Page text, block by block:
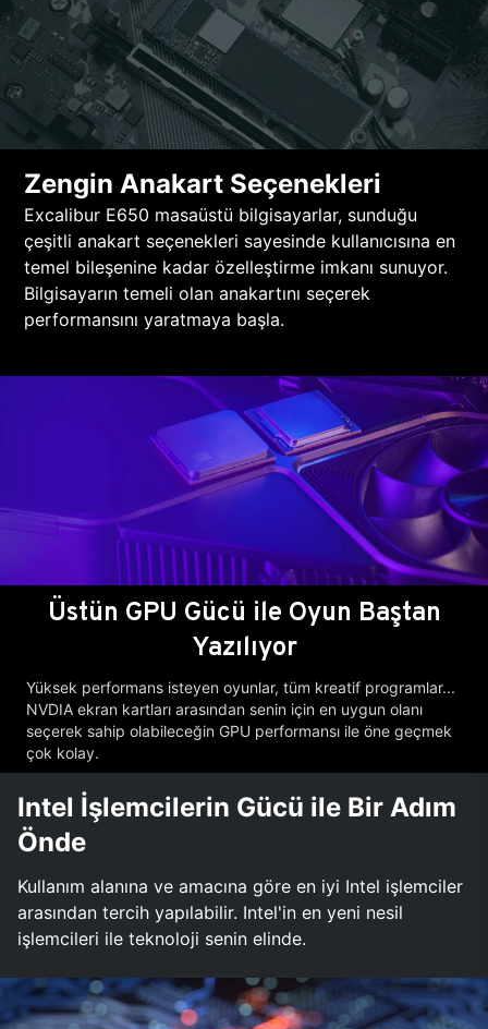
Zengin Anakart Seçenekleri
Excalibur E650 masaüstü bilgisayarlar, sunduğu
çeşitli anakart seçenekleri sayesinde kullanıcısına en
temel bileşenine kadar özelleştirme imkanı sunuyor.
Bilgisayarın temeli olan anakartını seçerek
performansını yaratmaya başla.
Üstün GPU Gücü ile Oyun Baştan
Yazılıyor
Yüksek performans isteyen oyunlar, tüm kreatif programlar...
NVDIA ekran kartları arasından senin için en uygun olanı
seçerek sahip olabileceğin GPU performansı ile öne geçmek
çok kolay.
Intel İşlemcilerin Gücü ile Bir Adım
Önde
Kullanım alanına ve amacına göre en iyi Intel işlemciler
arasından tercih yapılabilir. Intel'in en yeni nesil
işlemcileri ile teknoloji senin elinde.